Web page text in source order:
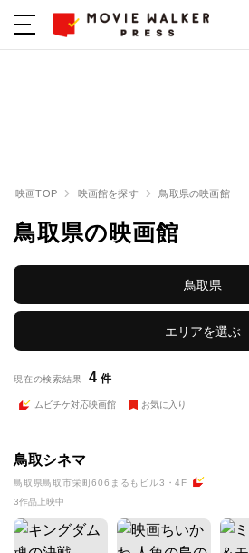
映画TOP 映画館を探す 鳥取県の映画館
鳥取県の映画館
鳥取県
エリアを選ぶ
現在の検索結果 4 件
ムビチケ対応映画館 お気に入り
鳥取シネマ
鳥取県鳥取市栄町606まるもビル3・4F
3作品上映中